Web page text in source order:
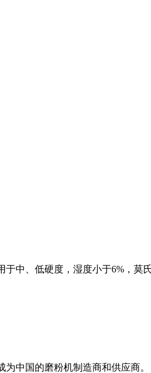
中、低硬度，湿度小于6%，
中国的磨粉机制造商和供应商